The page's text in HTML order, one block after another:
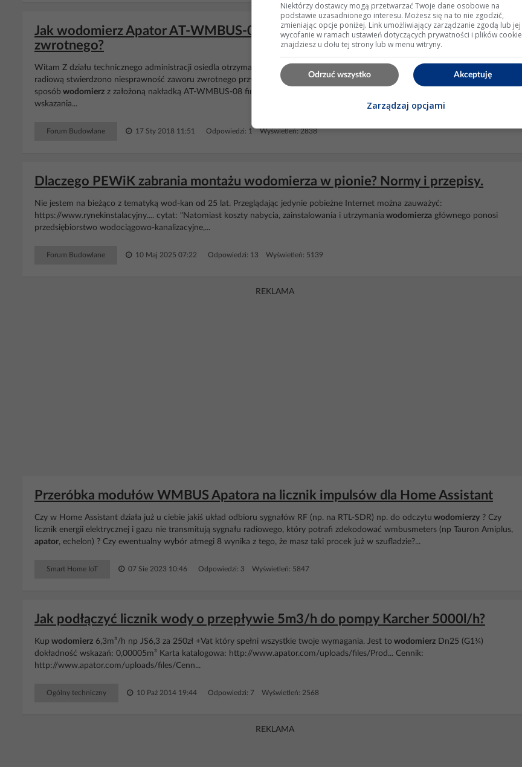
Jak wodomierz Apator AT-WMBUS-08 informuje o niesprawności zaworu
zwrotnego?
Witam Z działu technicznego administracji osiedla otrzymałem pismo informujące, że w trakcie kontrolnego odczytu drogą
radiową stwierdzono niesprawność zaworu zwrotnego przy
wodomierzu
ciepłej wody w moim mieszkaniu. Mam pytanie w jaki
sposób wodomierz z założoną nakładką AT-WMBUS-08 firmy
wskazania...
Forum Budowlane 17 Sty 2018 11:51 Odpowiedzi: 1 Wyświetleń: 2838
Dlaczego PEWiK zabrania montażu wodomierza w pionie? Normy i przepisy.
Nie jestem na bieżąco z tematyką wod-kan od 25 lat. Przeglądając jedynie pobieżne Internet można zauważyć:
https://www.rynekinstalacyjny.... cytat: "Natomiast koszty nabycia, zainstalowania i utrzymania wodomierza głównego ponosi
przedsiębiorstwo wodociągowo-kanalizacyjne,...
Forum Budowlane 10 Maj 2025 07:22 Odpowiedzi: 13 Wyświetleń: 5139
REKLAMA
Przeróbka modułów WMBUS Apatora na licznik impulsów dla Home Assistant
Czy w Home Assistant działa już u ciebie jakiś układ odbioru sygnałów RF (np. na RTL-SDR) np. do odczytu wodomierzy ? Czy
licznik energii elektrycznej i gazu nie transmitują sygnału radiowego, który potrafi zdekodować wmbusmeters (np Tauron Amiplus,
apator, echelon) ? Czy ewentualny wybór atmegi 8 wynika z tego, że masz taki procek już w szufladzie?...
Smart Home IoT 07 Sie 2023 10:46 Odpowiedzi: 3 Wyświetleń: 5847
Jak podłączyć licznik wody o przepływie 5m3/h do pompy Karcher 5000l/h?
Kup wodomierz 6,3m³/h np JS6,3 za 250zł +Vat który spełni wszystkie twoje wymagania. Jest to wodomierz Dn25 (G1¼)
dokładność wskazań: 0,00005m³ Karta katalogowa: http://www.apator.com/uploads/files/Prod... Cennik:
http://www.apator.com/uploads/files/Cenn...
Ogólny techniczny 10 Paź 2014 19:44 Odpowiedzi: 7 Wyświetleń: 2568
REKLAMA
Niektórzy dostawcy mogą przetwarzać Twoje dane osobowe na
podstawie uzasadnionego interesu. Możesz się na to nie zgodzić,
zmieniając opcje poniżej. Link umożliwiający zarządzanie zgodą lub jej
wycofanie w ramach ustawień dotyczących prywatności i plików cookie
znajdziesz u dołu tej strony lub w menu witryny.
Akceptuję
Odrzuć wszystko
Zarządzaj opcjami